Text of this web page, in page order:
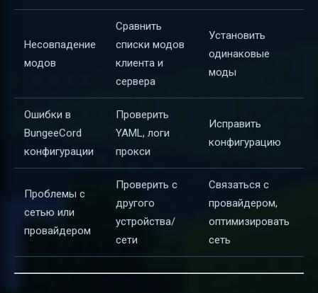
Несовпадение
модов
Сравнить
списки модов
клиента и
сервера
Установить
одинаковые
моды
Ошибки в
BungeeCord
конфигурации
Проверить
YAML, логи
прокси
Исправить
конфигурацию
Проблемы с
сетью или
провайдером
Проверить с
другого
устройства/
сети
Связаться с
провайдером,
оптимизировать
сеть